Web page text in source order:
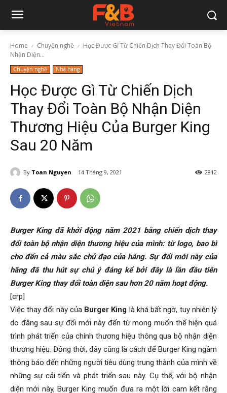
Home Chuyện nghề
Học Được Gì Từ Chiến Dịch Thay Đổi Toàn Bộ
Nhận Diện...
Chuyện nghề Nhà hàng
Học Được Gì Từ Chiến Dịch
Thay Đổi Toàn Bộ Nhận Diện
Thương Hiệu Của Burger King
Sau 20 Năm
By Toan Nguyen 14 Tháng 9, 2021 2812
Burger King đã khởi động năm 2021 bằng chiến dịch thay
đổi toàn bộ nhận diện thương hiệu của mình: từ logo, bao bì
cho đến cả màu sắc chủ đạo của hãng. Sự đổi mới này của
hãng đã thu hút sự chú ý đáng kể bởi đây là lần đầu tiên
Burger King thay đổi toàn diện sau hơn 20 năm hoạt động.
[crp]
Việc thay đổi này của Burger King là khá bất ngờ, tuy nhiên lý
do đằng sau sự đổi mới này đến từ mong muốn thể hiện quá
trình phát triển của chính thương hiệu thông qua bộ nhận diện
thương hiệu. Đồng thời, đây cũng là cách để Burger King ngầm
thông báo đến những người tiêu dùng trung thành của mình về
những sự cải tiến và phát triển sau này. Cụ thể, với bộ nhận
diện mới này, Burger King muốn đưa ra một lời cam kết rằng